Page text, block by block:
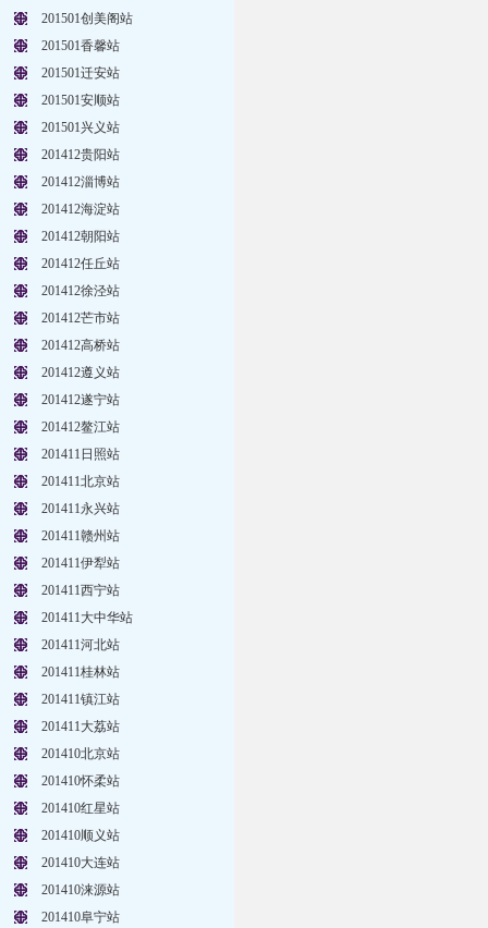
201501创美阁站
201501香馨站
201501迁安站
201501安顺站
201501兴义站
201412贵阳站
201412淄博站
201412海淀站
201412朝阳站
201412任丘站
201412徐泾站
201412芒市站
201412高桥站
201412遵义站
201412遂宁站
201412鳌江站
201411日照站
201411北京站
201411永兴站
201411赣州站
201411伊犁站
201411西宁站
201411大中华站
201411河北站
201411桂林站
201411镇江站
201411大荔站
201410北京站
201410怀柔站
201410红星站
201410顺义站
201410大连站
201410涞源站
201410阜宁站